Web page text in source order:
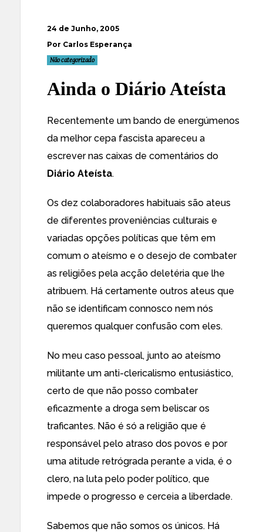
24 de Junho, 2005
Por Carlos Esperança
Não categorizado
Ainda o Diário Ateísta
Recentemente um bando de energúmenos
da melhor cepa fascista apareceu a
escrever nas caixas de comentários do
Diário Ateísta.
Os dez colaboradores habituais são ateus
de diferentes proveniências culturais e
variadas opções políticas que têm em
comum o ateísmo e o desejo de combater
as religiões pela acção deletéria que lhe
atribuem. Há certamente outros ateus que
não se identificam connosco nem nós
queremos qualquer confusão com eles.
No meu caso pessoal, junto ao ateísmo
militante um anti-clericalismo entusiástico,
certo de que não posso combater
eficazmente a droga sem beliscar os
traficantes. Não é só a religião que é
responsável pelo atraso dos povos e por
uma atitude retrógrada perante a vida, é o
clero, na luta pelo poder político, que
impede o progresso e cerceia a liberdade.
Sabemos que não somos os únicos. Há